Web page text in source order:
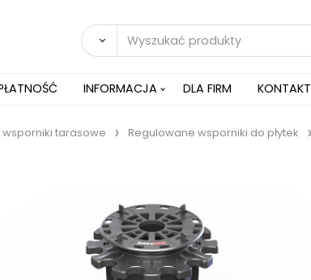
INFORMACJA DLA FIRM KONTAKT
tarasowe Regulowane wsporniki do płytek